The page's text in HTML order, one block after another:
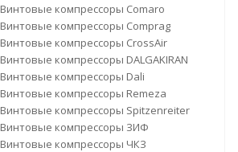
Винтовые компрессоры Comaro
Винтовые компрессоры Comprag
Винтовые компрессоры CrossAir
Винтовые компрессоры DALGAKIRAN
Винтовые компрессоры Dali
Винтовые компрессоры Remeza
Винтовые компрессоры Spitzenreiter
Винтовые компрессоры ЗИФ
Винтовые компрессоры ЧКЗ